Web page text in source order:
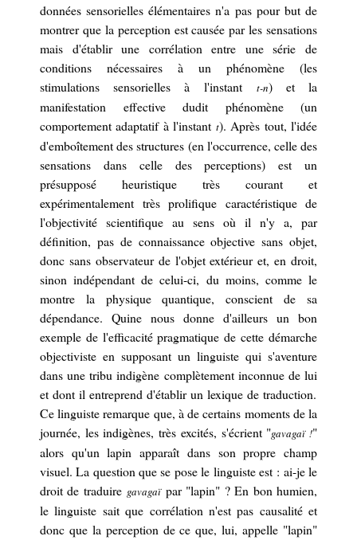
données sensorielles élémentaires n'a pas pour butde
montrer que la perception est causée par les sensations
mais d'établir une corrélation entre une série de
conditions nécessaires à un phénomène (les
stimulations sensorielles à l'instant
t-n) etla
manifestation effective dudit phénomène (un
comportement adaptatif à l'instantt). Après tout, l'idée
d'emboîtement des structures (en l'occurrence, celle des
sensations dans celle des perceptions) est un
présupposé heuristique très courant et
expérimentalement très prolifique caractéristique de
l'objectivité scientifique au sens où il n'y a, par
définition, pas de connaissance objective sans objet,
donc sans observateur de l'objetextérieur et, en droit,
sinonindépendant de celui-ci, du moins, comme le
montre la physique quantique, conscient de sa
dépendance. Quine nous donne d'ailleurs un bon
exemple de l'efficacité pragmatique de cette démarche
objectiviste en supposant un linguiste qui s'aventure
dans une tribu indigène complètement inconnue de lui
et dont il entreprend d'établir un lexique de traduction.
Ce linguiste remarque que, à de certains moments de la
journée, les indigènes, très excités, s'écrient "gavagaï !"
alors qu'un lapin apparaît dans sonpropre champ
visuel.La question que se pose le linguisteest : ai-je le
droit de traduire gavagaï par "lapin" ? En bon humien,
le linguiste sait que corrélation n'est pas causalité et
donc que la perception de ce que, lui, appelle "lapin"